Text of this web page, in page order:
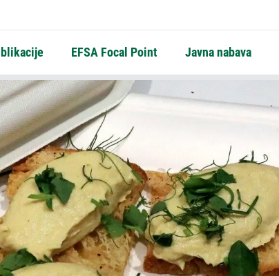
EFSA Focal Point Javna nabava